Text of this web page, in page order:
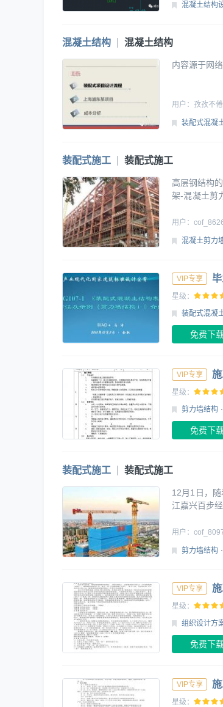
混凝土结构
混凝土结构 混凝土结构
内容源于网
用户： 孜孜不
装配式混凝
装配式施工 装配式施工
高层钢结构
架-混凝土剪
结构，其侧
用户：
混凝土剪力
VIP专享
星级：
装配式混凝
免费下
VIP专享
星级：
剪力墙结构
免费下
装配式施工 装配式施工
12月1日，
江嘉兴百步
构封顶 百步
用户：
剪力墙结构
VIP专享
星级：
组织设计方
免费下
VIP专享
星级：